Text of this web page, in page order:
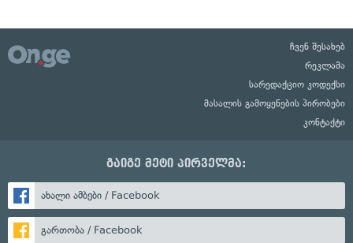
ჩვენ შესახებ
რეკლამა
სარედაქციო კოდექსი
მასალის გამოყენების პირობები
კონტაქტი
გაიგე მეტი პირველმა:
ახალი ამბები / Facebook
გართობა / Facebook